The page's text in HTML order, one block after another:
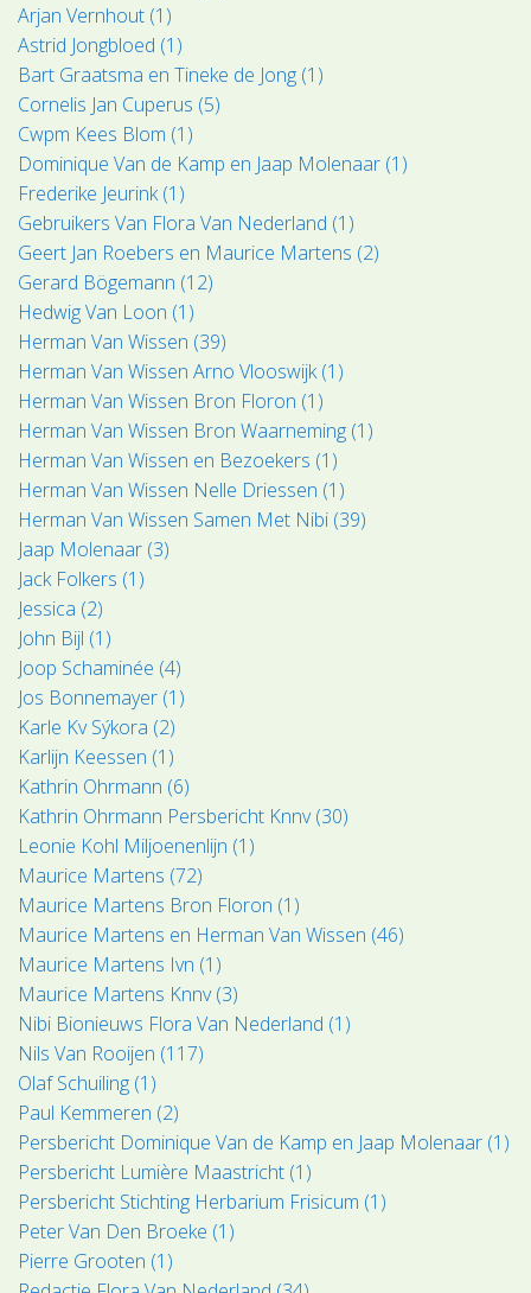
Arjan Vernhout (1)
Astrid Jongbloed (1)
Bart Graatsma en Tineke de Jong (1)
Cornelis Jan Cuperus (5)
Cwpm Kees Blom (1)
Dominique Van de Kamp en Jaap Molenaar (1)
Frederike Jeurink (1)
Gebruikers Van Flora Van Nederland (1)
Geert Jan Roebers en Maurice Martens (2)
Gerard Bögemann (12)
Hedwig Van Loon (1)
Herman Van Wissen (39)
Herman Van Wissen Arno Vlooswijk (1)
Herman Van Wissen Bron Floron (1)
Herman Van Wissen Bron Waarneming (1)
Herman Van Wissen en Bezoekers (1)
Herman Van Wissen Nelle Driessen (1)
Herman Van Wissen Samen Met Nibi (39)
Jaap Molenaar (3)
Jack Folkers (1)
Jessica (2)
John Bijl (1)
Joop Schaminée (4)
Jos Bonnemayer (1)
Karle Kv Sýkora (2)
Karlijn Keessen (1)
Kathrin Ohrmann (6)
Kathrin Ohrmann Persbericht Knnv (30)
Leonie Kohl Miljoenenlijn (1)
Maurice Martens (72)
Maurice Martens Bron Floron (1)
Maurice Martens en Herman Van Wissen (46)
Maurice Martens Ivn (1)
Maurice Martens Knnv (3)
Nibi Bionieuws Flora Van Nederland (1)
Nils Van Rooijen (117)
Olaf Schuiling (1)
Paul Kemmeren (2)
Persbericht Dominique Van de Kamp en Jaap Molenaar (1)
Persbericht Lumière Maastricht (1)
Persbericht Stichting Herbarium Frisicum (1)
Peter Van Den Broeke (1)
Pierre Grooten (1)